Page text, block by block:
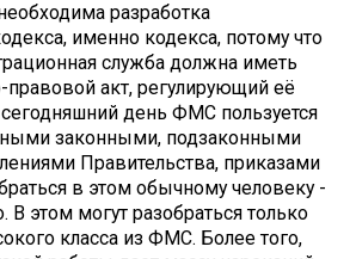
разработка
именно кодекса, потому что
служба должна иметь
акт, регулирующий её
сегодняшний день ФМС пользуется
законными, подзаконными
Правительства, приказами
в этом обычному человеку -
В этом могут разобраться только
класса из ФМС. Более того,